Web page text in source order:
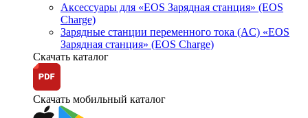
Аксессуары для «EOS Зарядная станция» (EOS
Charge)
Зарядные станции переменного тока (AC) «EOS
Зарядная станция» (EOS Charge)
Скачать каталог
Скачать мобильный каталог